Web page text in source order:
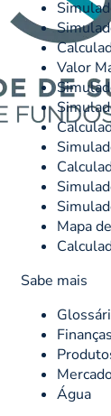
Valor
Mapa
Sabe mais
Água